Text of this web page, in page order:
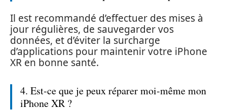
Il est recommandé d’effectuer des mises à
jour régulières, de sauvegarder vos
données, et d’éviter la surcharge
d’applications pour maintenir votre iPhone
XR en bonne santé.
4. Est-ce que je peux réparer moi-même mon
iPhone XR ?